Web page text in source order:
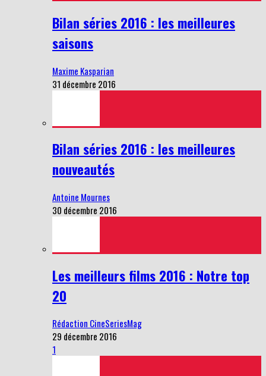
Bilan séries 2016 : les meilleures
saisons
Maxime Kasparian
31 décembre 2016
Bilan séries 2016 : les meilleures
nouveautés
Antoine Mournes
30 décembre 2016
Les meilleurs films 2016 : Notre top
20
Rédaction CineSeriesMag
29 décembre 2016
1